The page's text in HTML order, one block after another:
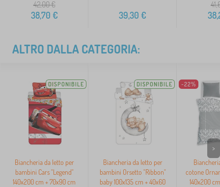
42,00€
38,70 € 39,30 €
ALTRO DALLA CATEGORIA:
DISPONIBILE
Biancheria da letto per
bambini Cars "Legend"
140x200 cm + 70x90 cm
DISPONIBILE
Biancheria da letto per
bambini Orsetto "Ribbon"
baby 100x135 cm + 40x60
-22%
cotone
140x200
>